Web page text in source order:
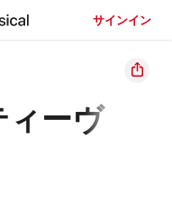
サインイン
ィーヴ